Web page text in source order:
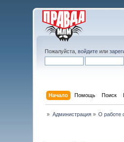
Пожалуйста,войдите или
Начало Помощь Поиск
» Администрация» О работе